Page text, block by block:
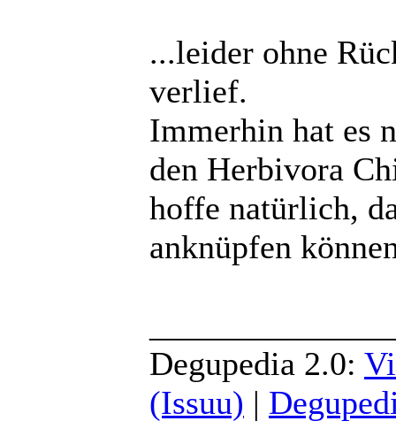
...leider ohne
verlief.
Immerhin hat es
den Herbivora
hoffe natürlich,
anknüpfen
Degupedia 2.0:
(Issuu) |